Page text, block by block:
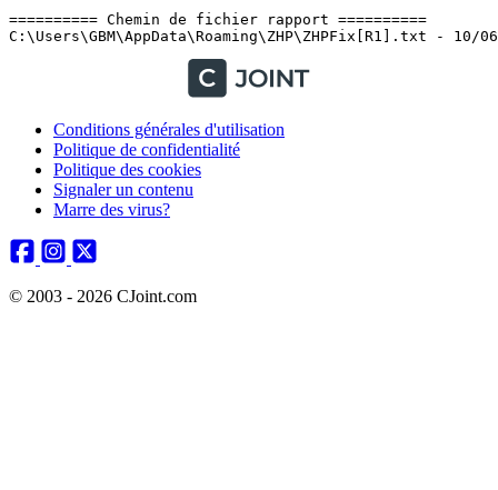
========== Chemin de fichier rapport ==========
Conditions générales d'utilisation
Politique de confidentialité
Politique des cookies
Signaler un contenu
Marre des virus?
© 2003 - 2026 CJoint.com